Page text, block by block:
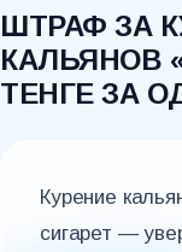
ШТРАФ ЗА
КАЛЬЯНОВ
ТЕНГЕ ЗА
Курение
сигарет —